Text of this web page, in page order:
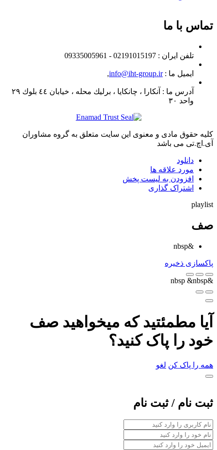
تماس با ما
تلفن ايران : 02191015197 - 09335005961
ایمیل ما : info@iht-group.ir
,
آدرس ما :
آنكارا ، چانكايا ، برليك محله ، خيابان ٤٤ بلوك ٢٩
واحد ٣٠
کلیه حقوق مادی و معنوی این سایت متعلق به گروه مشاوران
آی.اچ.تی می باشد
دانلود
مورد علاقه ها
افزودن به لیست پخش
اشتراک گذاری
playlist
صف
&nbsp
پاکسازی ذخیره
&nbsp
&nbsp
آیا مطمئتید که میخواهید صف
خود را پاک کنید؟
همه را پاک کن لغو
ثبت نام / ثبت نام